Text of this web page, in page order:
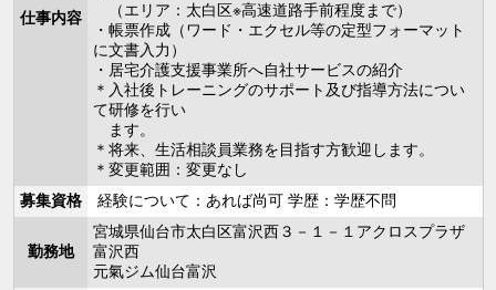
仕事内容
（エリア：太白区※高速道路手前程度まで）
・帳票作成（ワード・エクセル等の定型フォーマット
に文書入力）
・居宅介護支援事業所へ自社サービスの紹介
＊入社後トレーニングのサポート及び指導方法につい
て研修を行い
ます。
＊将来、生活相談員業務を目指す方歓迎します。
＊変更範囲：変更なし
募集資格
経験について：あれば尚可 学歴：学歴不問
勤務地
宮城県仙台市太白区富沢西３－１－１アクロスプラザ
富沢西
元氣ジム仙台富沢